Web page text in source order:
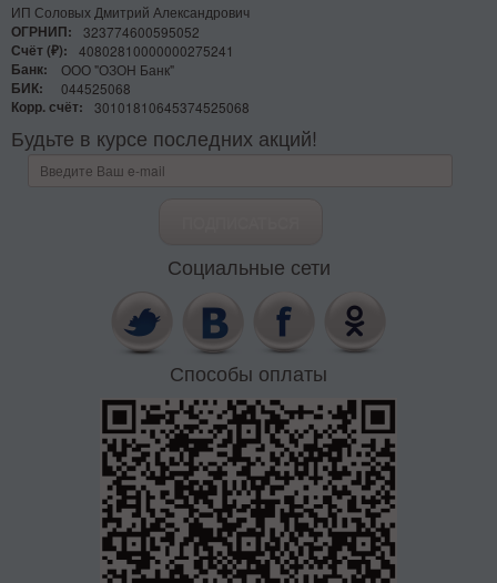
ИП Соловых Дмитрий Александрович
ОГРНИП:
323774600595052
Счёт (₽):
40802810000000275241
Банк:
ООО "ОЗОН Банк"
БИК:
044525068
Корр. счёт:
30101810645374525068
Будьте в курсе последних акций!
Социальные сети
Способы оплаты